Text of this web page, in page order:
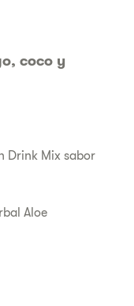
coco y
Drink Mix sabor
Aloe